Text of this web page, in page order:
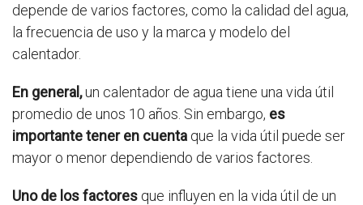
depende de varios factores, como la calidad del agua,
la frecuencia de uso y la marca y modelo del
calentador.
En general,un calentador de agua tiene una vida útil
promedio de unos 10 años. Sin embargo, es
importante tener en cuenta que la vida útil puede ser
mayor o menor dependiendo de varios factores.
Uno de los factores que influyen en la vida útil de un